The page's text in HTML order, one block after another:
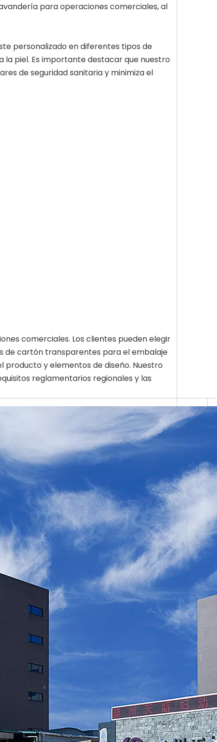
para operaciones comerciales, al
personalizado en diferentes tipos de
piel. Es importante destacar que nuestro
de seguridad sanitaria y minimiza el
comerciales. Los clientes pueden elegir
de cartón transparentes para el embalaje
y elementos de diseño. Nuestro
reglamentarios regionales y las